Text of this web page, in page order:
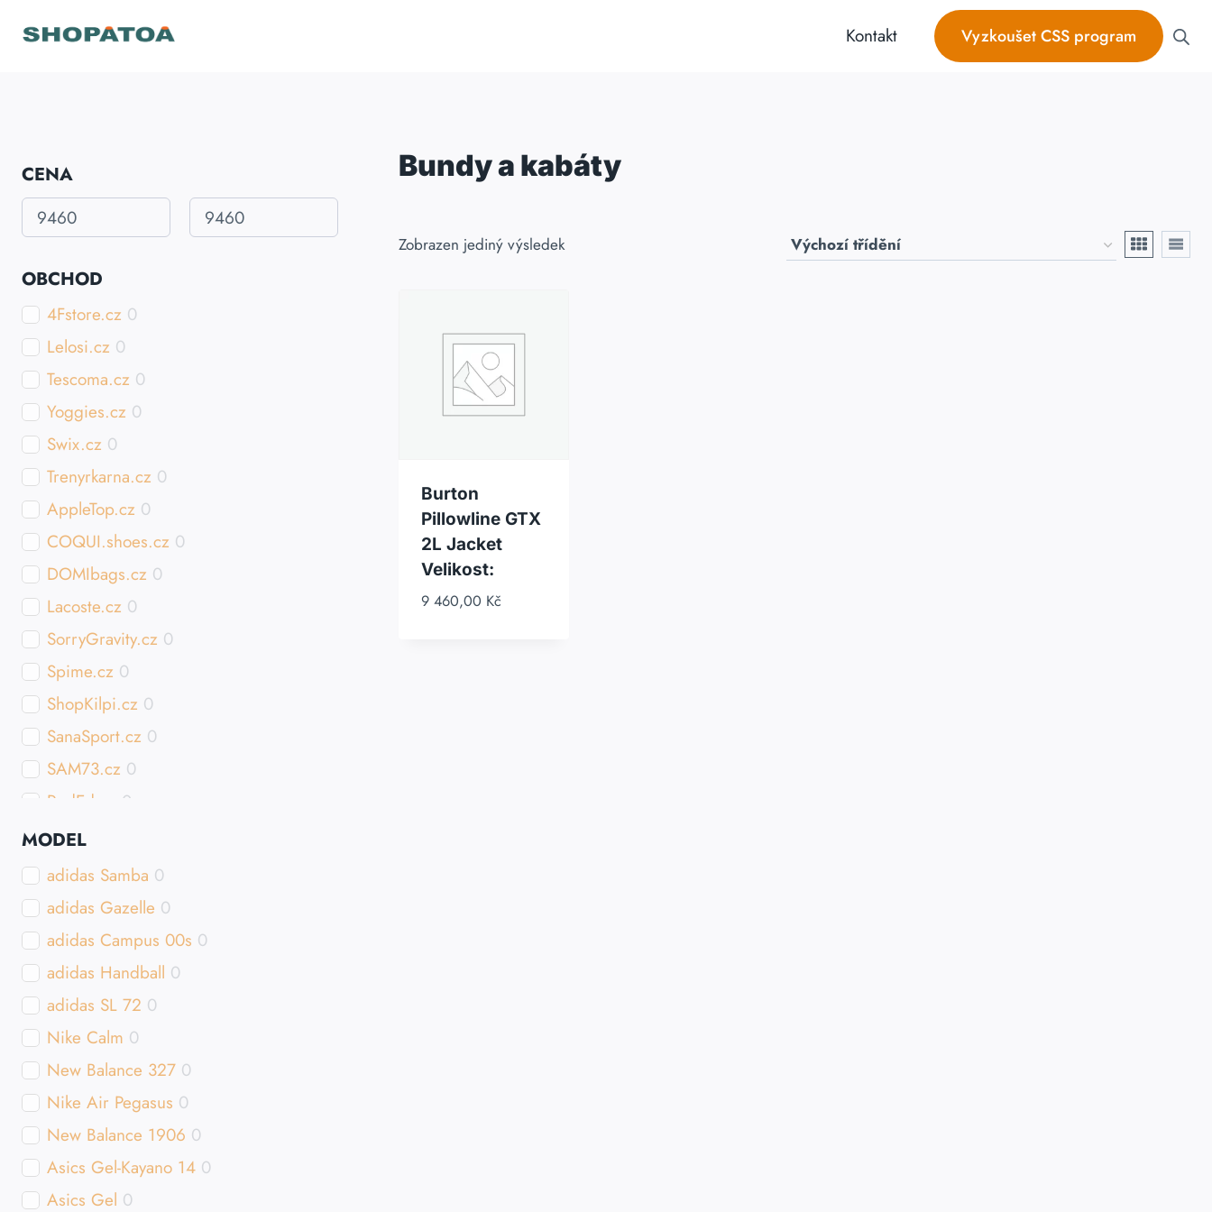
Kontakt Vyzkoušet CSS program
Bundy a kabáty
Zobrazen jediný výsledek
Burton
Pillowline GTX
2L Jacket
Velikost:
9 460,00 Kč
CENA
OBCHOD
4Fstore.cz 0
Lelosi.cz 0
Tescoma.cz 0
Yoggies.cz 0
Swix.cz 0
Trenyrkarna.cz 0
AppleTop.cz 0
COQUI.shoes.cz 0
DOMIbags.cz 0
Lacoste.cz 0
SorryGravity.cz 0
Spime.cz 0
ShopKilpi.cz 0
SanaSport.cz 0
SAM73.cz 0
RedEd.cz
0
MobileGo.cz
Procamping.cz 0
PrimaZidle.cz
PiDiLiDi.cz
NaBoso.cz
0
Mobler.cz 0
Maxi-postele.cz
Lovio.cz
KrasneVune.cz
JRC.cz 0
JBL.cz
0
jabkolevne.cz
MODEL
adidas Samba 0
adidas Gazelle 0
adidas Campus 00s 0
adidas Handball 0
adidas SL 72 0
Nike Calm 0
New Balance 327 0
Nike Air Pegasus 0
New Balance 1906 0
Asics Gel-Kayano 14 0
Asics Gel 0